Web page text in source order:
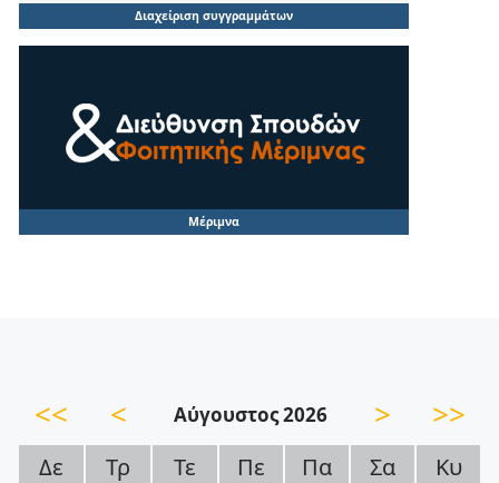
Διαχείριση συγγραμμάτων
Μέριμνα
<< < Αύγουστος 2026 > >>
Δε Τρ Τε Πε Πα Σα
Κυ